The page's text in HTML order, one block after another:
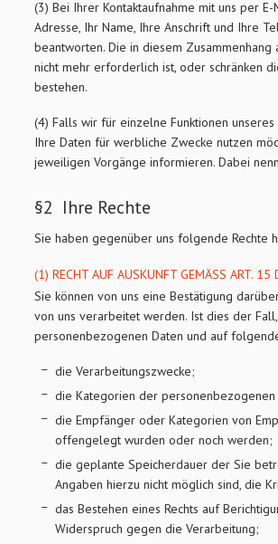
(3) Bei Ihrer Kontaktaufnahme mit uns per
Adresse, Ihr Name, Ihre Anschrift und Ihre
beantworten. Die in diesem
nicht mehr erforderlich ist, oder schränken
bestehen.
(4) Falls wir für einzelne Funktionen
Ihre Daten für werbliche Zwecke nutzen
jeweiligen Vorgänge informieren. Dabei
§2 Ihre Rechte
Sie haben gegenüber uns folgende Rechte
(1) RECHT AUF AUSKUNFT GEMÄSS ART. 15
Sie können von uns eine Bestätigung
von uns verarbeitet werden. Ist dies der
personenbezogenen Daten und auf
die Verarbeitungszwecke;
die Kategorien der
die Empfänger oder Kategorien von
offengelegt wurden oder noch werden;
die geplante Speicherdauer der Sie
Angaben hierzu nicht möglich sind, die
das Bestehen eines Rechts auf
Widerspruch gegen die Verarbeitung;